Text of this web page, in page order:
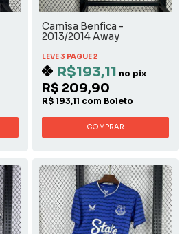
Camisa Benfica -
2013/2014 Away
LEVE 3 PAGUE 2
R$193,11 no pix
R$ 209,90
R$ 193,11 com Boleto
COMPRAR